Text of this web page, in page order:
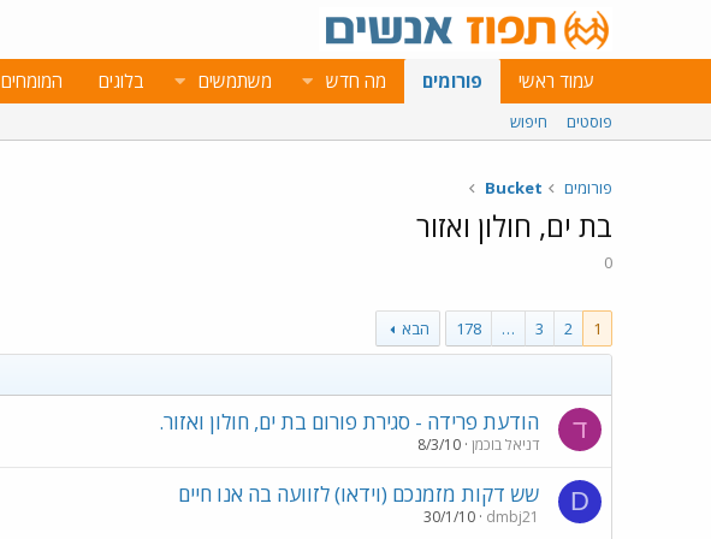
עמוד ראשי פורומים מה חדש משתמשים בלוגים המומחים
פוסטים חיפוש
פורומים Bucket
בת ים, חולון ואזור
0
1
2
3
…
178 הבא
ד הודעת פרידה - סגירת פורום בת ים, חולון ואזור.
דניאל בוכמן 8/3/10
D שש דקות מזמנכם (וידאו) לזוועה בה אנו חיים
dmbj21
30/1/10